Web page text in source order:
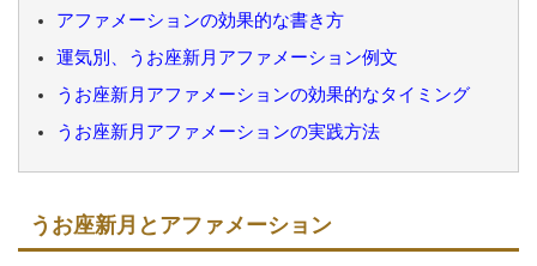
アファメーションの効果的な書き方
運気別、うお座新月アファメーション例文
うお座新月アファメーションの効果的なタイミング
うお座新月アファメーションの実践方法
うお座新月とアファメーション